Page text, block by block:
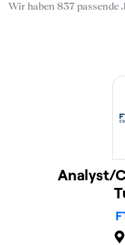
Wir haben 837 passende
Analyst/